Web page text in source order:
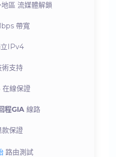
區 流媒體解鎖
帶寬
IPv4
術支持
在線保證
程GIA線路
款保證
路由測試